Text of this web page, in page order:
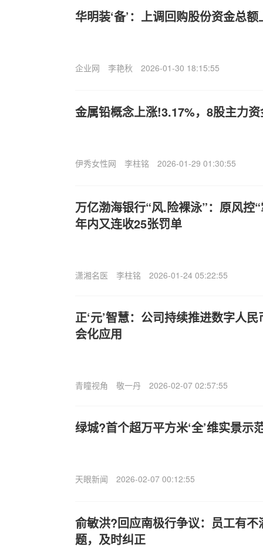
华明装‘备’：上调回购股份资金总
企业网 李艳秋 2026-01-30 18:15:55
金属铅概念上涨!3.17%，8股主力
伊秀女性网 李柱铭 2026-01-29 01:30:55
万亿渤海银行“风.险裸泳”：原风控
年内又连收25张罚单
潇湘名医 李柱铭 2026-01-24 05:22:55
正‘元’智慧：公司持续推进数字人
会化应用
青瞳视角 敬一丹 2026-02-07 02:57:55
绿城?首个超万平方米‘全’维实景示
天眼新闻 2026-02-07 00:12:55
俞敏洪?回应南极行争议：员工有
题，及时纠正